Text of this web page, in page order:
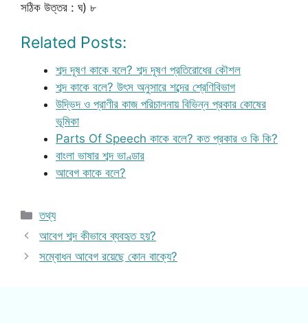
সঠিক উত্তর : ঘ) ৮
Related Posts:
শব্দ দূষণ কাকে বলে? শব্দ দূষণ প্রতিরোধের কৌশল
শব্দ কাকে বলে? উৎস অনুসারে শব্দের শ্রেণিবিভাগ
উদ্ভিদ ও প্রাণীর কাজ পরিচালনায় বিভিন্ন প্রকার কোষের
ভূমিকা
Parts Of Speech কাকে বলে? কত প্রকার ও কি কি?
বাংলা ভাষার শব্দ ভাণ্ডার
আবেগ কাকে বলে?
Categories
তথ্য
আবেগ শব্দ কীভাবে ব্যবহৃত হয়?
সম্বোধন আবেগ রয়েছে কোন বাক্যে?